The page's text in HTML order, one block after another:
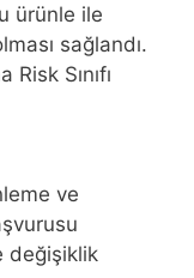
ürünle ile
sağlandı.
Sınıfı
ve
değişiklik